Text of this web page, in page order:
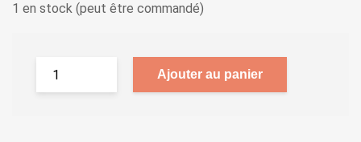
1 en stock (peut être commandé)
Ajouter au panier